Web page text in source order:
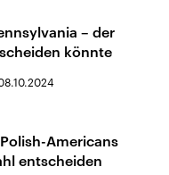
– der
könnte
Americans
entscheiden